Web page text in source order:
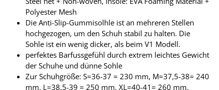
Polyester Mesh
Die Anti-Slip-Gummisolhle ist an mehreren Stellen
hochgezogen, um den Schuh stabil zu halten. Die
Sohle ist ein wenig dicker, als beim V1 Modell.
perfektes Barfussgefühl durch extrem leichtes Gewicht
der Schuhe und dünne Sohle
Zur Schuhgröße: S=36-37 = 230 mm, M=37,5-38= 240
mm, L=38,5-39 = 250 mm, XL=40-41= 260 mm,